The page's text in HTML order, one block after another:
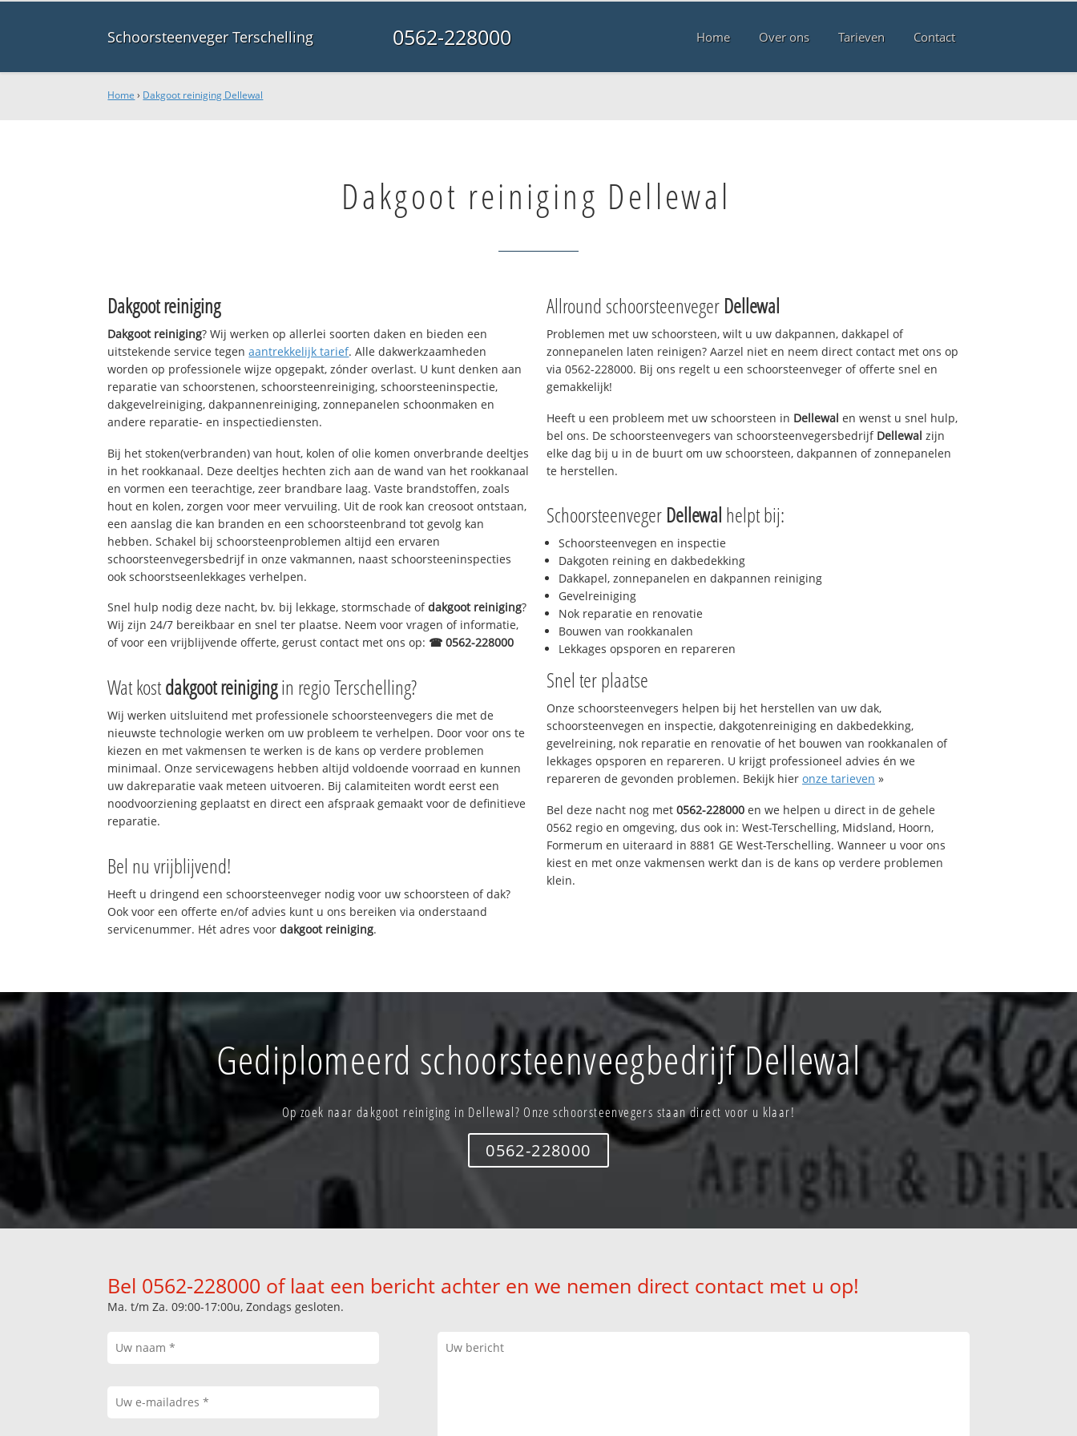
Schoorsteenveger Terschelling 0562-228000 Home Over ons Tarieven Contact
Home › Dakgoot reiniging Dellewal
Dakgoot reiniging Dellewal
Dakgoot reiniging
Dakgoot reiniging? Wij werken op allerlei soorten daken en bieden een
uitstekende service tegenaantrekkelijk tarief. Alle dakwerkzaamheden
worden op professionele wijze opgepakt, zónder overlast. U kunt denken aan
reparatie van schoorstenen, schoorsteenreiniging, schoorsteeninspectie,
dakgevelreiniging, dakpannenreiniging, zonnepanelen schoonmaken en
andere reparatie- en inspectiediensten.
Bij het stoken(verbranden) van hout, kolen of olie komen onverbrande deeltjes
in het rookkanaal. Deze deeltjes hechten zich aan de wand van het rookkanaal
en vormen een teerachtige, zeer brandbare laag. Vaste brandstoffen, zoals
hout en kolen, zorgen voor meer vervuiling. Uit de rook kan creosoot ontstaan,
een aanslag die kan branden en een schoorsteenbrand tot gevolg kan
hebben. Schakel bij schoorsteenproblemen altijd een ervaren
schoorsteenvegersbedrijf in onze vakmannen, naast schoorsteeninspecties
ook schoorstseenlekkages verhelpen.
Snel hulp nodig deze nacht, bv. bij lekkage, stormschade ofdakgoot reiniging?
Wij zijn 24/7 bereikbaar en snel ter plaatse. Neem voor vragen of informatie,
of voor een vrijblijvende offerte, gerust contact met ons op: ☎ 0562-228000
Wat kostdakgoot reinigingin regio Terschelling?
Wij werken uitsluitend met professionele schoorsteenvegers die met de
nieuwste technologie werken om uw probleem te verhelpen. Door voor ons te
kiezen en met vakmensen te werken is de kans op verdere problemen
minimaal. Onze servicewagens hebben altijd voldoende voorraad en kunnen
uw dakreparatie vaak meteen uitvoeren. Bij calamiteiten wordt eerst een
noodvoorziening geplaatst en direct een afspraak gemaakt voor de definitieve
reparatie.
Bel nu vrijblijvend!
Heeft u dringend een schoorsteenveger nodig voor uw schoorsteen of dak?
Ook voor een offerte en/of advies kunt u ons bereiken via onderstaand
servicenummer. Hét adres voordakgoot reiniging.
Allround schoorsteenveger Dellewal
Problemen met uw schoorsteen, wilt u uw dakpannen, dakkapel of
zonnepanelen laten reinigen? Aarzel niet en neem direct contact met ons op
via 0562-228000. Bij ons regelt u een schoorsteenveger of offerte snel en
gemakkelijk!
Heeft u een probleem met uw schoorsteen in Dellewal en wenst u snel hulp,
bel ons. De schoorsteenvegers van schoorsteenvegersbedrijf Dellewal zijn
elke dag bij u in de buurt om uw schoorsteen, dakpannen of zonnepanelen
te herstellen.
Schoorsteenveger Dellewal helpt bij:
Schoorsteenvegen en inspectie
Dakgoten reining en dakbedekking
Dakkapel, zonnepanelen en dakpannen reiniging
Gevelreiniging
Nok reparatie en renovatie
Bouwen van rookkanalen
Lekkages opsporen en repareren
Snel ter plaatse
Onze schoorsteenvegers helpen bij het herstellen van uw dak,
schoorsteenvegen en inspectie, dakgotenreiniging en dakbedekking,
gevelreining, nok reparatie en renovatie of het bouwen van rookkanalen of
lekkages opsporen en repareren. U krijgt professioneel advies én we
repareren de gevonden problemen. Bekijk hier onze tarieven »
Bel deze nacht nog met 0562-228000 en we helpen u direct in de gehele
0562 regio en omgeving, dus ook in: West-Terschelling, Midsland, Hoorn,
Formerum en uiteraard in 8881 GE West-Terschelling. Wanneer u voor ons
kiest en met onze vakmensen werkt dan is de kans op verdere problemen
klein.
Gediplomeerd schoorsteenveegbedrijf Dellewal
Op zoek naar dakgoot reiniging in Dellewal? Onze schoorsteenvegers staan direct voor u klaar!
0562-228000
Bel 0562-228000 of laat een bericht achter en we nemen direct contact met u op!
Ma. t/m Za. 09:00-17:00u, Zondags gesloten.